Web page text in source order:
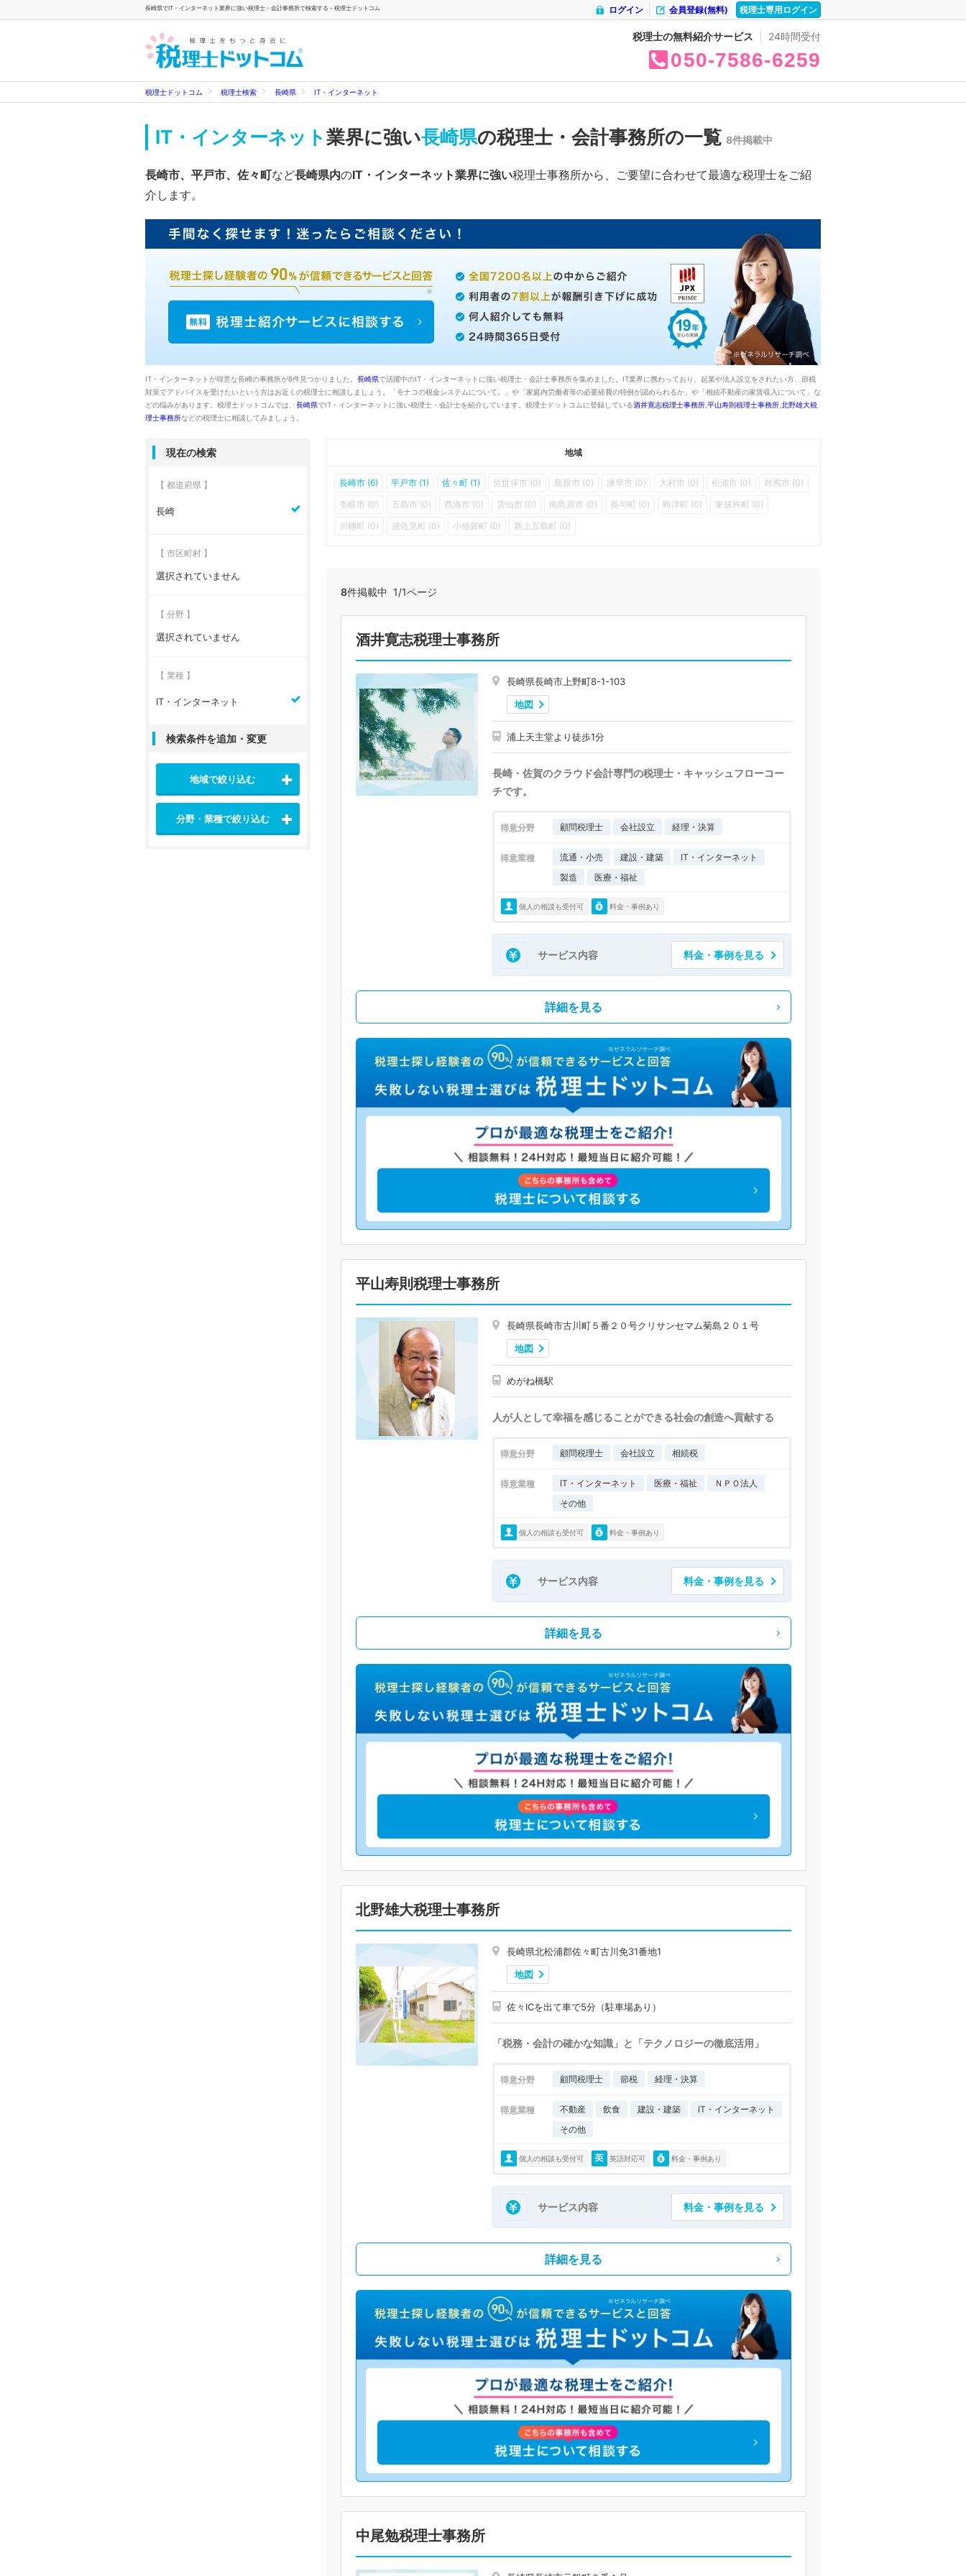
長崎県でIT・インターネット業界に強い税理士・会計事務所で検索する - 税理士ドットコム 税理士専用ログイン
会員登録(無料)
ログイン
税理士の無料紹介サービス 24時間受付
050 7586 6259
税理士ドットコム 税理士検索 長崎県 IT・インターネット
IT・インターネット業界に強い長崎県の税理士・会計事務所の一覧 8件掲載中
長崎市、平戸市、佐々町など長崎県内のIT・インターネット業界に強い税理士事務所から、ご要望に合わせて最適な税理士をご紹
介します。
IT・インターネットが得意な長崎の事務所が8件見つかりました。 長崎県で活躍中のIT・インターネットに強い税理士・会計士事務所を集めました。IT業界に携わっており、起業や法人設立をされたい方、節税
対策でアドバイスを受けたいという方はお近くの税理士に相談しましょう。「モナコの税金システムについて。」や「家庭内労働者等の必要経費の特例が認められるか」や「相続不動産の家賃収入について」な
どの悩みがあります。税理士ドットコムでは、 長崎県でIT・インターネットに強い税理士・会計士を紹介しています。税理士ドットコムに登録している酒井寛志税理士事務所 平山寿則税理士事務所 北野雄大税
理士事務所などの税理士に相談してみましょう。
地域
長崎市 (6) 平戸市 (1) 佐々町 (1) 佐世保市 (0) 島原市 (0) 諫早市 (0) 大村市 (0) 松浦市 (0)
対馬市 (0)
壱岐市 (0)
五島市 (0) 西海市 (0) 雲仙市 (0) 南島原市 (0) 長与町 (0) 時津町 (0)
東彼杵町 (0)
川棚町 (0)
波佐見町 (0) 小値賀町 (0) 新上五島町 (0)
8件掲載中 1/1ページ
酒井寛志税理士事務所
長崎県長崎市上野町8-1-103
地図
浦上天主堂より徒歩1分
長崎・佐賀のクラウド会計専門の税理士・キャッシュフローコー
チです。
得意分野 顧問税理士 会社設立 経理・決算
得意業種 流通・小売 建設・建築
IT・インターネット
製造
医療・福祉
個人の相談も受付可 料金・事例あり
サービス内容 料金・事例を見る
詳細を見る
平山寿則税理士事務所
長崎県長崎市古川町５番２０号クリサンセマム菊島２０１号
地図
めがね橋駅
人が人として幸福を感じることができる社会の創造へ貢献する
得意分野 顧問税理士 会社設立 相続税
得意業種 IT・インターネット 医療・福祉
ＮＰＯ法人
その他
個人の相談も受付可 料金・事例あり
サービス内容 料金・事例を見る
詳細を見る
北野雄大税理士事務所
長崎県北松浦郡佐々町古川免31番地1
地図
佐々ICを出て車で5分（駐車場あり）
「税務・会計の確かな知識」と「テクノロジーの徹底活用」
得意分野 顧問税理士 節税 経理・決算
得意業種 不動産 飲食 建設・建築
IT・インターネット
その他
個人の相談も受付可 英語対応可 料金・事例あり
サービス内容 料金・事例を見る
詳細を見る
中尾勉税理士事務所
現在の検索
【 都道府県 】
長崎
【 市区町村 】
選択されていません
【 分野 】
選択されていません
【 業種 】
IT・インターネット
検索条件を追加・変更
地域で絞り込む
分野・業種で絞り込む